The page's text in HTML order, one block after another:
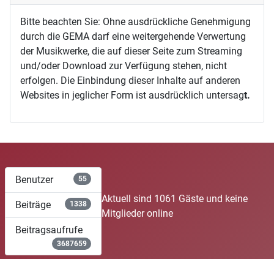
Bitte beachten Sie: Ohne ausdrückliche Genehmigung
durch die GEMA darf eine weitergehende Verwertung
der Musikwerke, die auf dieser Seite zum Streaming
und/oder Download zur Verfügung stehen, nicht
erfolgen. Die Einbindung dieser Inhalte auf anderen
Websites in jeglicher Form ist ausdrücklich untersagt.
Benutzer 55
Beiträge 1338
Beitragsaufrufe
3687659
Aktuell sind 1061 Gäste und keine
Mitglieder online